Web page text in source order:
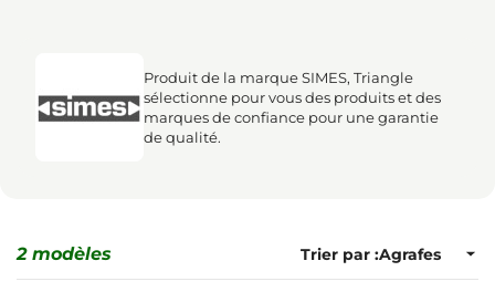
Produit de la marque SIMES, Triangle
sélectionne pour vous des produits et des
marques de confiance pour une garantie
de qualité.
2 modèles Trier par :